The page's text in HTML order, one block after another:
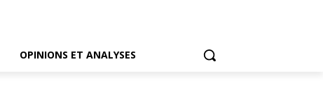
OPINIONS ET ANALYSES